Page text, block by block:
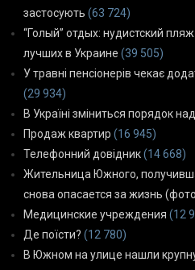
застосують (63 724)
“Голый” отдых: нудистский
лучших в Украине (39 505)
У травні пенсіонерів чекає
(29 934)
В Україні зміниться порядок
Продаж квартир (16 945)
Телефонний довідник(14 668)
Жительница Южного,
снова опасается за жизнь
Медицинские учреждения (12
Де поїсти? (12 780)
В Южном на улице нашли